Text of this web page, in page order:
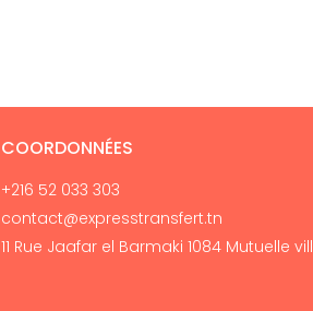
COORDONNÉES
+216 52 033 303
contact@expresstransfert.tn
11 Rue Jaafar el Barmaki 1084 Mutuelle